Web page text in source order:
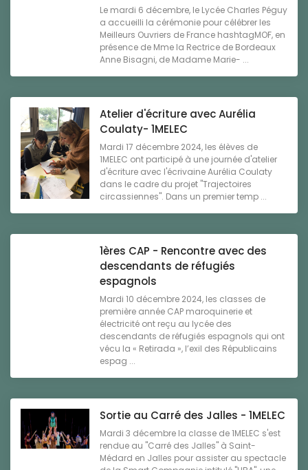
Le mardi 6 décembre, le Lycée Charles Péguy
a accueilli la cérémonie pour célébrer les
Meilleurs Ouvriers de France hashtagMOF, en
présence de Mme la Rectrice de Bordeaux
Anne Bisagni, de Madame Marie- ...
Atelier d'écriture avec Aurélia
Coulaty- 1MELEC
Mardi 17 décembre 2024, les élèves de
1MELEC ont participé à une journée d'atelier
d'écriture avec l'écrivaine Aurélia Coulaty
dans le cadre du projet "Trajectoires
circassiennes". Dans un premier temp ...
1ères CAP - Rencontre avec des
descendants de réfugiés
espagnols
Mardi 10 décembre 2024, les classes de
première année CAP maroquinerie et
électricité ont reçu au lycée des
descendants de réfugiés espagnols qui ont
vécu la « Retirada », l’exil des Républicains
espag ...
Sortie au Carré des Jalles - 1MELEC
Mardi 3 décembre la classe de 1MELEC s'est
rendue au "Carré des Jalles" à Saint-
Médard en Jalles pour assister au spectacle